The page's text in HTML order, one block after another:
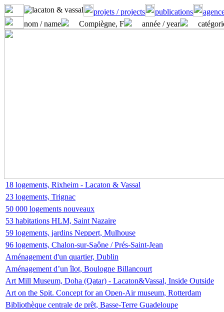
projets / projects publications
nom / name
Compiègne, F année / year
18 logements, Rixheim - Lacaton & Vassal
23 logements, Trignac
50 000 logements nouveaux
53 habitations HLM, Saint Nazaire
59 logements, jardins Neppert, Mulhouse
96 logements, Chalon-sur-Saône / Prés-Saint-Jean
Aménagement d'un quartier, Dublin
Aménagement d’un îlot, Boulogne Billancourt
Art Mill Museum, Doha (Qatar) - Lacaton&Vassal, Inside Outside
Art on the Spit. Concept for an Open-Air museum, Rotterdam
Bibliothèque centrale de prêt, Basse-Terre Guadeloupe